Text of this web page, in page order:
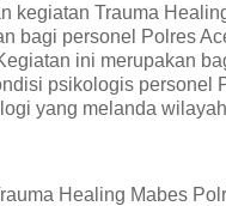
kegiatan Trauma
bagi personel Polres
ini merupakan
psikologis personel
yang melanda
Healing Mabes